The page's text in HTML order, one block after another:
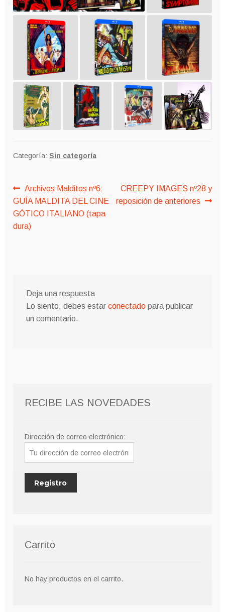
Categoría: Sin categoría
Navegación
de
entradas
Anterior:
Archivos Malditos nº6:
GUÍA MALDITA DEL CINE
GÓTICO ITALIANO (tapa
dura)
Siguiente:
CREEPY IMAGES nº28 y
reposición de anteriores
Deja una respuesta
Lo siento, debes estar conectadopara publicar
un comentario.
RECIBE LAS NOVEDADES
Dirección de correo electrónico:
Carrito
No hay productos en el carrito.